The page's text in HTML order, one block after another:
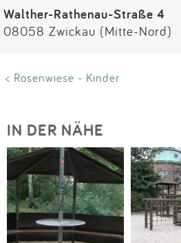
Walther-Rathenau-Straße 4
08058 Zwickau (Mitte-Nord)
< Rosenwiese - Kinder
IN DER NÄHE